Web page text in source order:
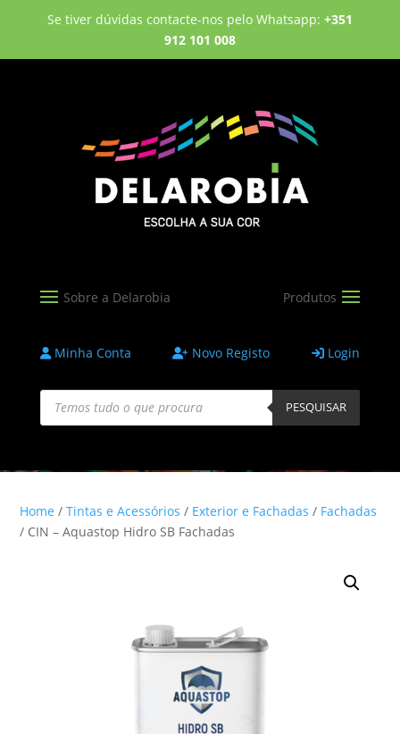
Se tiver dúvidas contacte-nos pelo Whatsapp: +351
912 101 008
Minha Conta Novo Registo Login
Products
search PESQUISAR
Home /Tintas e Acessórios / Exterior e Fachadas / Fachadas
/ CIN – Aquastop Hidro SB Fachadas